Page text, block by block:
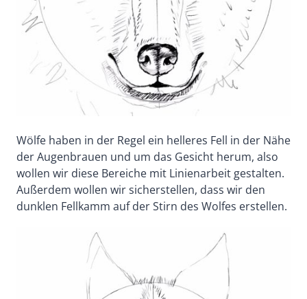
Wölfe haben in der Regel ein helleres Fell in der Nähe
der Augenbrauen und um das Gesicht herum, also
wollen wir diese Bereiche mit Linienarbeit gestalten.
Außerdem wollen wir sicherstellen, dass wir den
dunklen Fellkamm auf der Stirn des Wolfes erstellen.